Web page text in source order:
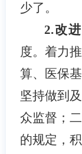
少了 。
2.改
度。着力
算、医保
坚持做到
众监督 ；
的规定，